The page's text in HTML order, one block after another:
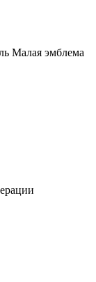
Малая эмблема